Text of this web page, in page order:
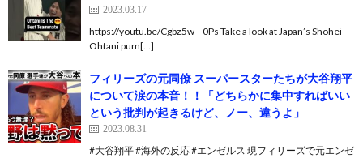
2023.03.17
https://youtu.be/Cgbz5w__0Ps Take a look at Japan’s Shohei
Ohtani pum[…]
フィリーズの元同僚 スーパースターたちが大谷翔平
について涙の本音！！「どちらかに集中すればいい
という批判が起きるけど、ノー、違うよ」
2023.08.31
#大谷翔平 #海外の反応 #エンゼルス 現フィリーズで元エンゼ